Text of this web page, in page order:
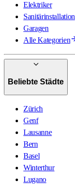
Elektriker
Sanitärinstallation
Garagen
Alle Kategorien
Beliebte Städte
Zürich
Genf
Lausanne
Bern
Basel
Winterthur
Lugano